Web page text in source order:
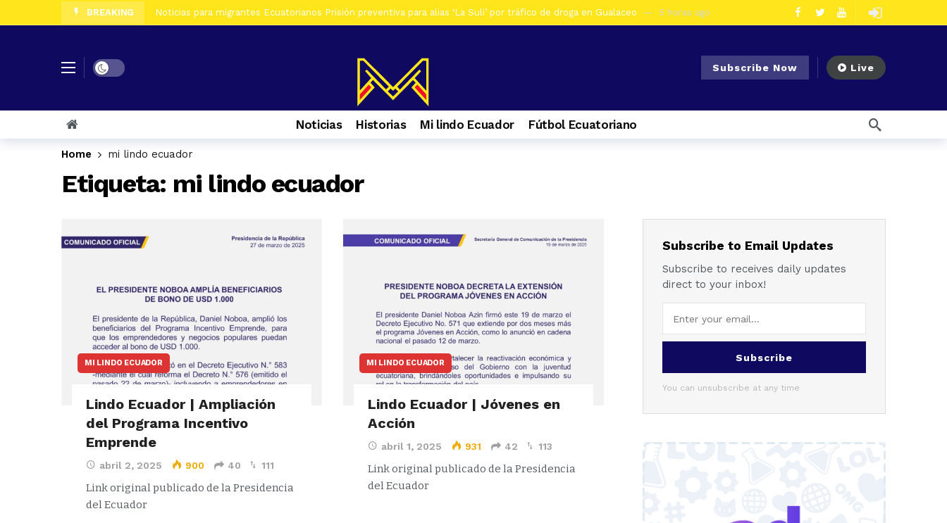
BREAKING Noticias para migrantes Ecuatorianos Prisión preventiva para alias ‘La Suli’ por tráfico de droga en Gualaceo 5 horas ago
Noticias para migrantes Ecuatorianos Al menos 7 heridos por accidente de tránsito en el ingreso a Zhiña, en la vía Cuenca – Loja 3 días ago
Noticias para migrantes Ecuatorianos Cinco farmacias clausuradas por comercializar productos irregulares en Azogues 3 días ago
Noticias para migrantes Ecuatorianos Casa era utilizada para almacenar armas en La Troncal. Hay una mujer detenida
Noticias para migrantes Ecuatorianos Selva Eterna, el santuario que cuida la vida silvestre del sureste del Ecuador
Dark mode Subscribe Now Live
Noticias Historias Mi lindo Ecuador Fútbol Ecuatoriano
Home mi lindo ecuador
Etiqueta: mi lindo ecuador
MI LINDO ECUADOR
Lindo Ecuador | Ampliación
del Programa Incentivo
Emprende
abril 2, 2025 900 40 111
Link original publicado de la Presidencia
del Ecuador
MI LINDO ECUADOR
Lindo Ecuador | Jóvenes en
Acción
abril 1, 2025 931 42 113
Link original publicado de la Presidencia
del Ecuador
Subscribe to Email Updates
Subscribe to receives daily updates
direct to your inbox!
Subscribe
You can unsubscribe at any time